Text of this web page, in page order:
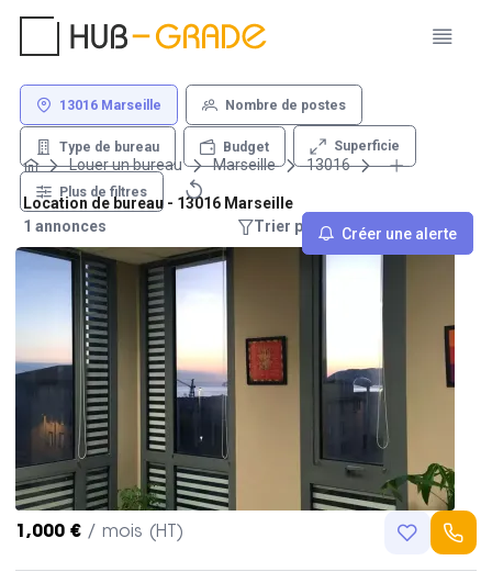
13016 Marseille Nombre de postes
Type de bureau Budget Superficie
Plus de filtres
Créer une alerte
Louer un bureau Marseille 13016
Location de bureau - 13016 Marseille
1 annonces
Trier par : Recommandations
1,000 € / mois (HT)